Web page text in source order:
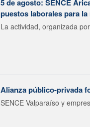
5 de agosto: SENCE
puestos laborales para
La actividad, organizada
Alianza público-privada
SENCE Valparaíso y